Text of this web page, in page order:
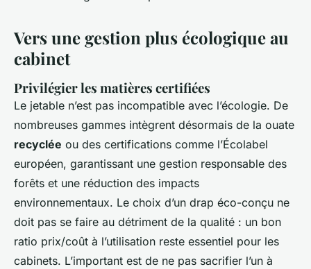
Vers une gestion plus écologique au
cabinet
Privilégier les matières certifiées
Le jetable n’est pas incompatible avec l’écologie. De
nombreuses gammes intègrent désormais de la ouate
recyclée ou des certifications comme l’Écolabel
européen, garantissant une gestion responsable des
forêts et une réduction des impacts
environnementaux. Le choix d’un drap éco-conçu ne
doit pas se faire au détriment de la qualité : un bon
ratio prix/coût à l’utilisation reste essentiel pour les
cabinets. L’important est de ne pas sacrifier l’un à